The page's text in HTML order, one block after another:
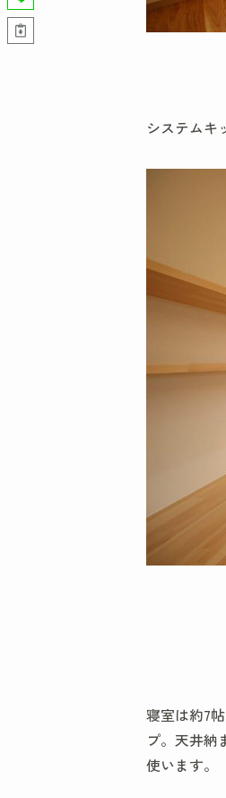
システムキ
寝室は約7
プ。天井納
使います。